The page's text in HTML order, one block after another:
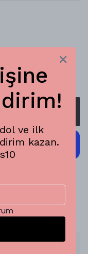
ücretsiz.
siparişler, aynı
ve ilk
kazan.